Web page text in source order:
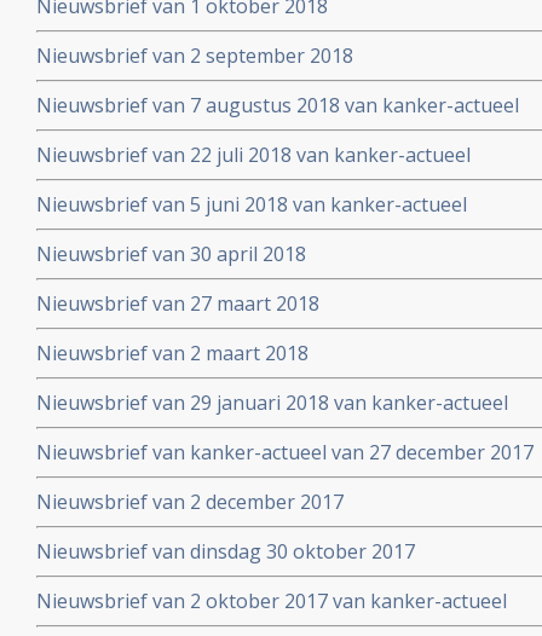
Nieuwsbrief van 1 oktober 2018
Nieuwsbrief van 2 september 2018
Nieuwsbrief van 7 augustus 2018 van kanker-actueel
Nieuwsbrief van 22 juli 2018 van kanker-actueel
Nieuwsbrief van 5 juni 2018 van kanker-actueel
Nieuwsbrief van 30 april 2018
Nieuwsbrief van 27 maart 2018
Nieuwsbrief van 2 maart 2018
Nieuwsbrief van 29 januari 2018 van kanker-actueel
Nieuwsbrief van kanker-actueel van 27 december 2017
Nieuwsbrief van 2 december 2017
Nieuwsbrief van dinsdag 30 oktober 2017
Nieuwsbrief van 2 oktober 2017 van kanker-actueel